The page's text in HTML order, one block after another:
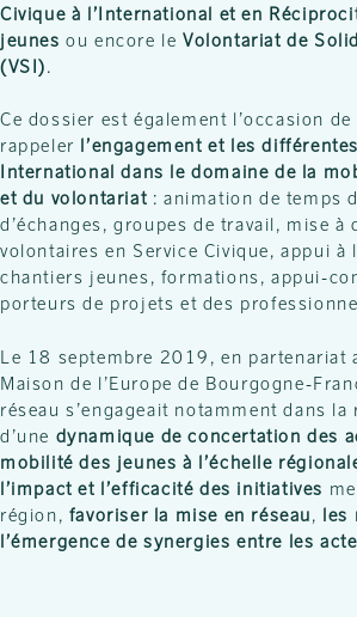
Civique à l’International et en
jeunes ou encore leVolontariat de
(VSI).
Ce dossier est également l’occasion de
rappeler l’engagement et les
International dans le domaine de la
et du volontariat : animation de temps
d’échanges, groupes de travail, mise à
volontaires en Service Civique, appui à
chantiers jeunes, formations, appui-
porteurs de projets et des
Le 18 septembre 2019, en partenariat
Maison de l’Europe de Bourgogne-
réseau s’engageait notamment dans la
d’une dynamique de concertation des
mobilité des jeunes à l’échelle
l’impact et l’efficacité des initiatives
région, favoriser la mise en réseau, les
l’émergence de synergies entre les